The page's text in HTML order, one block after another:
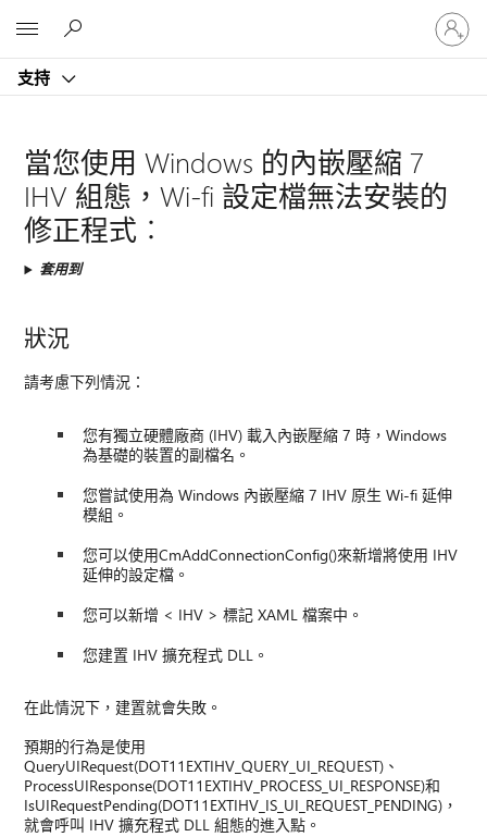
支持
登
入
您
當您使用 Windows 的內嵌壓縮 7
IHV 組態，Wi-fi 設定檔無法安裝的
修正程式︰
套用到
狀況
請考慮下列情況：
您有獨立硬體廠商 (IHV) 載入內嵌壓縮 7 時，Windows
為基礎的裝置的副檔名。
您嘗試使用為 Windows 內嵌壓縮 7 IHV 原生 Wi-fi 延伸
模組。
您可以使用CmAddConnectionConfig()來新增將使用 IHV
延伸的設定檔。
您可以新增 < IHV > 標記 XAML 檔案中。
您建置 IHV 擴充程式 DLL。
在此情況下，建置就會失敗。
預期的行為是使用
QueryUIRequest(DOT11EXTIHV_QUERY_UI_REQUEST)、
ProcessUIResponse(DOT11EXTIHV_PROCESS_UI_RESPONSE)和
IsUIRequestPending(DOT11EXTIHV_IS_UI_REQUEST_PENDING)，
就會呼叫 IHV 擴充程式 DLL 組態的進入點。